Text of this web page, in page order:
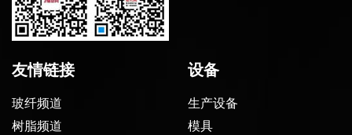
友情链接
玻纤频道
树脂频道
设备
生产设备
模具